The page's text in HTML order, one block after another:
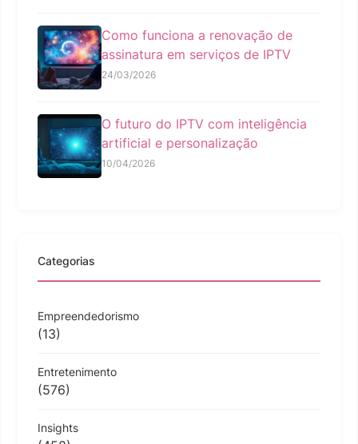
Como funciona a renovação de
assinatura em serviços de IPTV
24/03/2026
O futuro do IPTV com inteligência
artificial e personalização
10/04/2026
Categorias
Empreendedorismo
(13)
Entretenimento
(576)
Insights